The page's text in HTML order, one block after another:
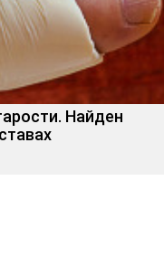
Найден